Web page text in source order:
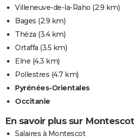
Villeneuve-de-la-Raho (2.9 km)
Bages (2.9 km)
Théza (3.4 km)
Ortaffa (3.5 km)
Elne (4.3 km)
Pollestres (4.7 km)
Pyrénées-Orientales
Occitanie
En savoir plus sur Montescot
Salaires à Montescot